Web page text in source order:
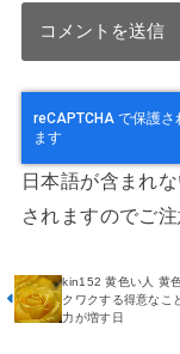
日本語が含まれ
されますのでご
kin152 黄色い人 黄
クワクする得意なこ
力が増す日